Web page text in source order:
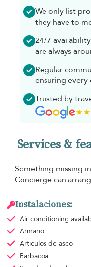
We only list
they have to
24/7
are always
Regular
ensuring
Trusted by
Services &
Something missing
Concierge can
Instalaciones:
Air conditioning
Armario
Articulos de aseo
Barbacoa